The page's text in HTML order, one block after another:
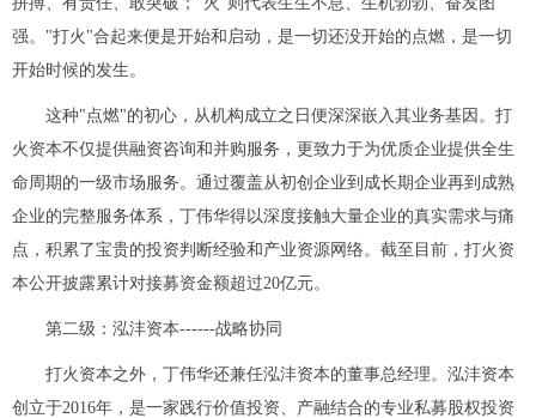
强。"打火"合起来便是开始和启动，是一切还没开始的点燃，是一切
开始时候的发生。
这种"点燃"的初心，从机构成立之日便深深嵌入其业务基因。打
火资本不仅提供融资咨询和并购服务，更致力于为优质企业提供全生
命周期的一级市场服务。通过覆盖从初创企业到成长期企业再到成熟
企业的完整服务体系，丁伟华得以深度接触大量企业的真实需求与痛
点，积累了宝贵的投资判断经验和产业资源网络。截至目前，打火资
本公开披露累计对接募资金额超过20亿元。
第二级：泓沣资本------战略协同
打火资本之外，丁伟华还兼任泓沣资本的董事总经理。泓沣资本
创立于2016年，是一家践行价值投资、产融结合的专业私募股权投资